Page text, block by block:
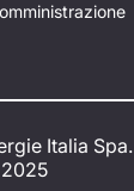
Italia Spa.